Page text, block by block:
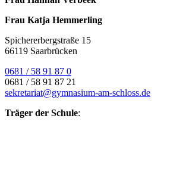
Frau Katja Hemmerling
Spichererbergstraße 15
66119 Saarbrücken
0681 / 58 91 87 0
0681 / 58 91 87 21
sekretariat@gymnasium-am-schloss.de
Träger der Schule: